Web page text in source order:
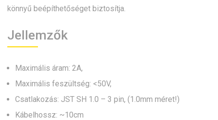
könnyű beépíthetőséget biztosítja.
Jellemzők
Maximális áram: 2A,
Maximális feszültség: <50V,
Csatlakozás: JST SH 1.0 – 3 pin, (1.0mm méret!)
Kábelhossz: ~10cm